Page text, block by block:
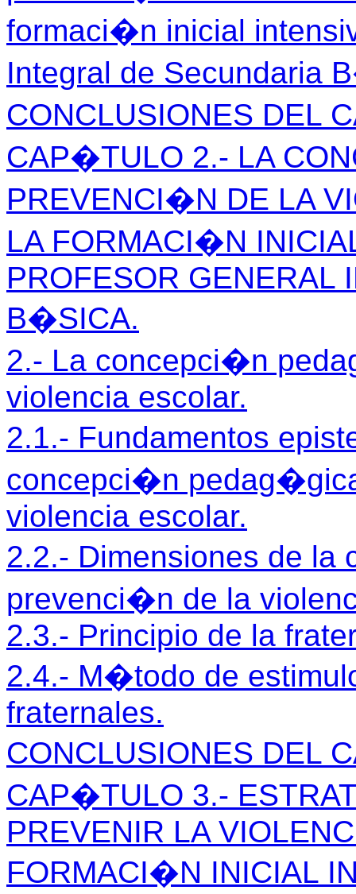
formaci�n inicial
Integral de Secundaria
CONCLUSIONES DEL
CAP�TULO 2.- LA
PREVENCI�N DE LA
LA FORMACI�N
PROFESOR GENERAL
B�SICA.
2.- La concepci�n
violencia escolar.
2.1.- Fundamentos
concepci�n
violencia escolar.
2.2.- Dimensiones de
prevenci�n de la
2.3.- Principio de la
2.4.- M�todo de
fraternales.
CONCLUSIONES DEL
CAP�TULO 3.-
PREVENIR LA
FORMACI�N INICIAL